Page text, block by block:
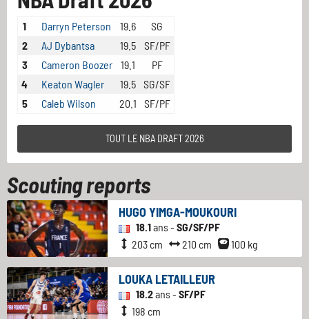
1 Darryn Peterson 19.6
SG
2
AJ Dybantsa 19.5
SF/PF
3
Cameron Boozer 19.1
PF
4
Keaton Wagler 19.5 SG/SF
5
Caleb Wilson 20.1 SF/PF
TOUT LE NBA DRAFT 2026
Scouting reports
HUGO YIMGA-MOUKOURI
18.1ans - SG/SF/PF
203 cm
210 cm 100 kg
LOUKA LETAILLEUR
18.2ans - SF/PF
198 cm